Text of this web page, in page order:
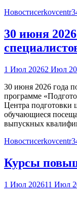
Новости
30 июня
1 Июл 20262 Июл
30 июня 2026 года
программе
Центра подготовки
обучающиеся
выпускных
Новости
Курсы
1 Июл 202611 Июл